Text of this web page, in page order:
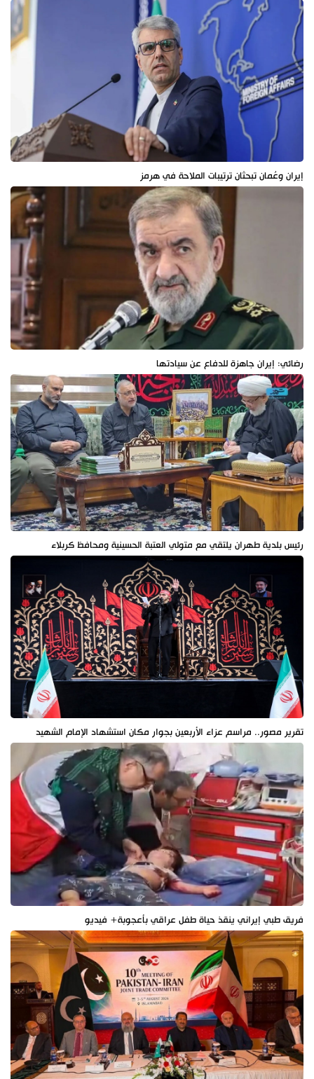
إيران وعُمان تبحثان ترتيبات الملاحة في هرمز
رضائي: إيران جاهزة للدفاع عن سيادتها
رئيس بلدية طهران يلتقي مع متولي العتبة الحسينية ومحافظ كربلاء
تقرير مصور.. مراسم عزاء الأربعين بجوار مكان استشهاد الإمام الشهيد
فريق طبي إيراني ينقذ حياة طفل عراقي بأعجوبة+ فيديو